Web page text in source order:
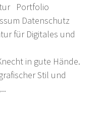
Portfolio
Datenschutz
für Digitales und
in gute Hände.
Stil und